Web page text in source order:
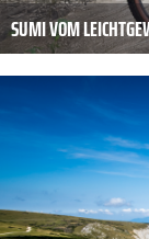
SUMI VOM